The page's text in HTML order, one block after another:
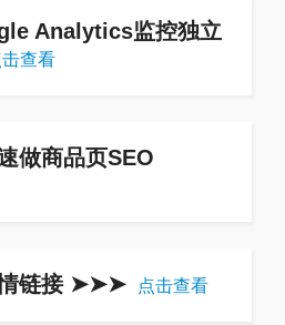
Analytics监控独立
击查看
做商品页SEO
情链接 ➤➤➤ 点击查看